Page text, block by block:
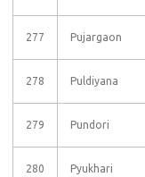
277 Pujargaon
278 Puldiyana
279 Pundori
280 Pyukhari